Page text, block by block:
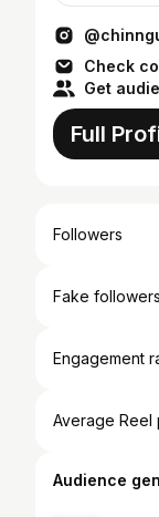
Check
Get
Full
Followers
Fake followers
Engagement
Average Reel
Audience